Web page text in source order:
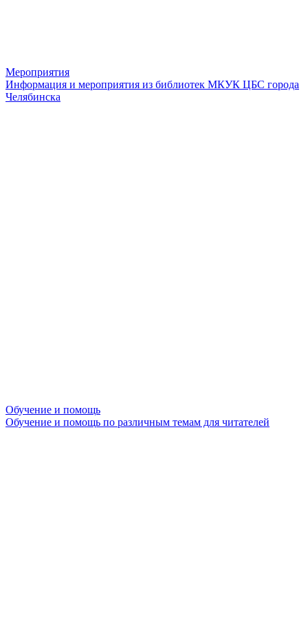
Мероприятия
Информация и мероприятия из библиотек МКУК ЦБС города
Челябинска
Обучение и помощь
Обучение и помощь по различным темам для читателей